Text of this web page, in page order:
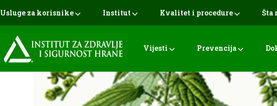
Usluge za korisnike Institut Kvalitet i procedure Šta
Vijesti Prevencija